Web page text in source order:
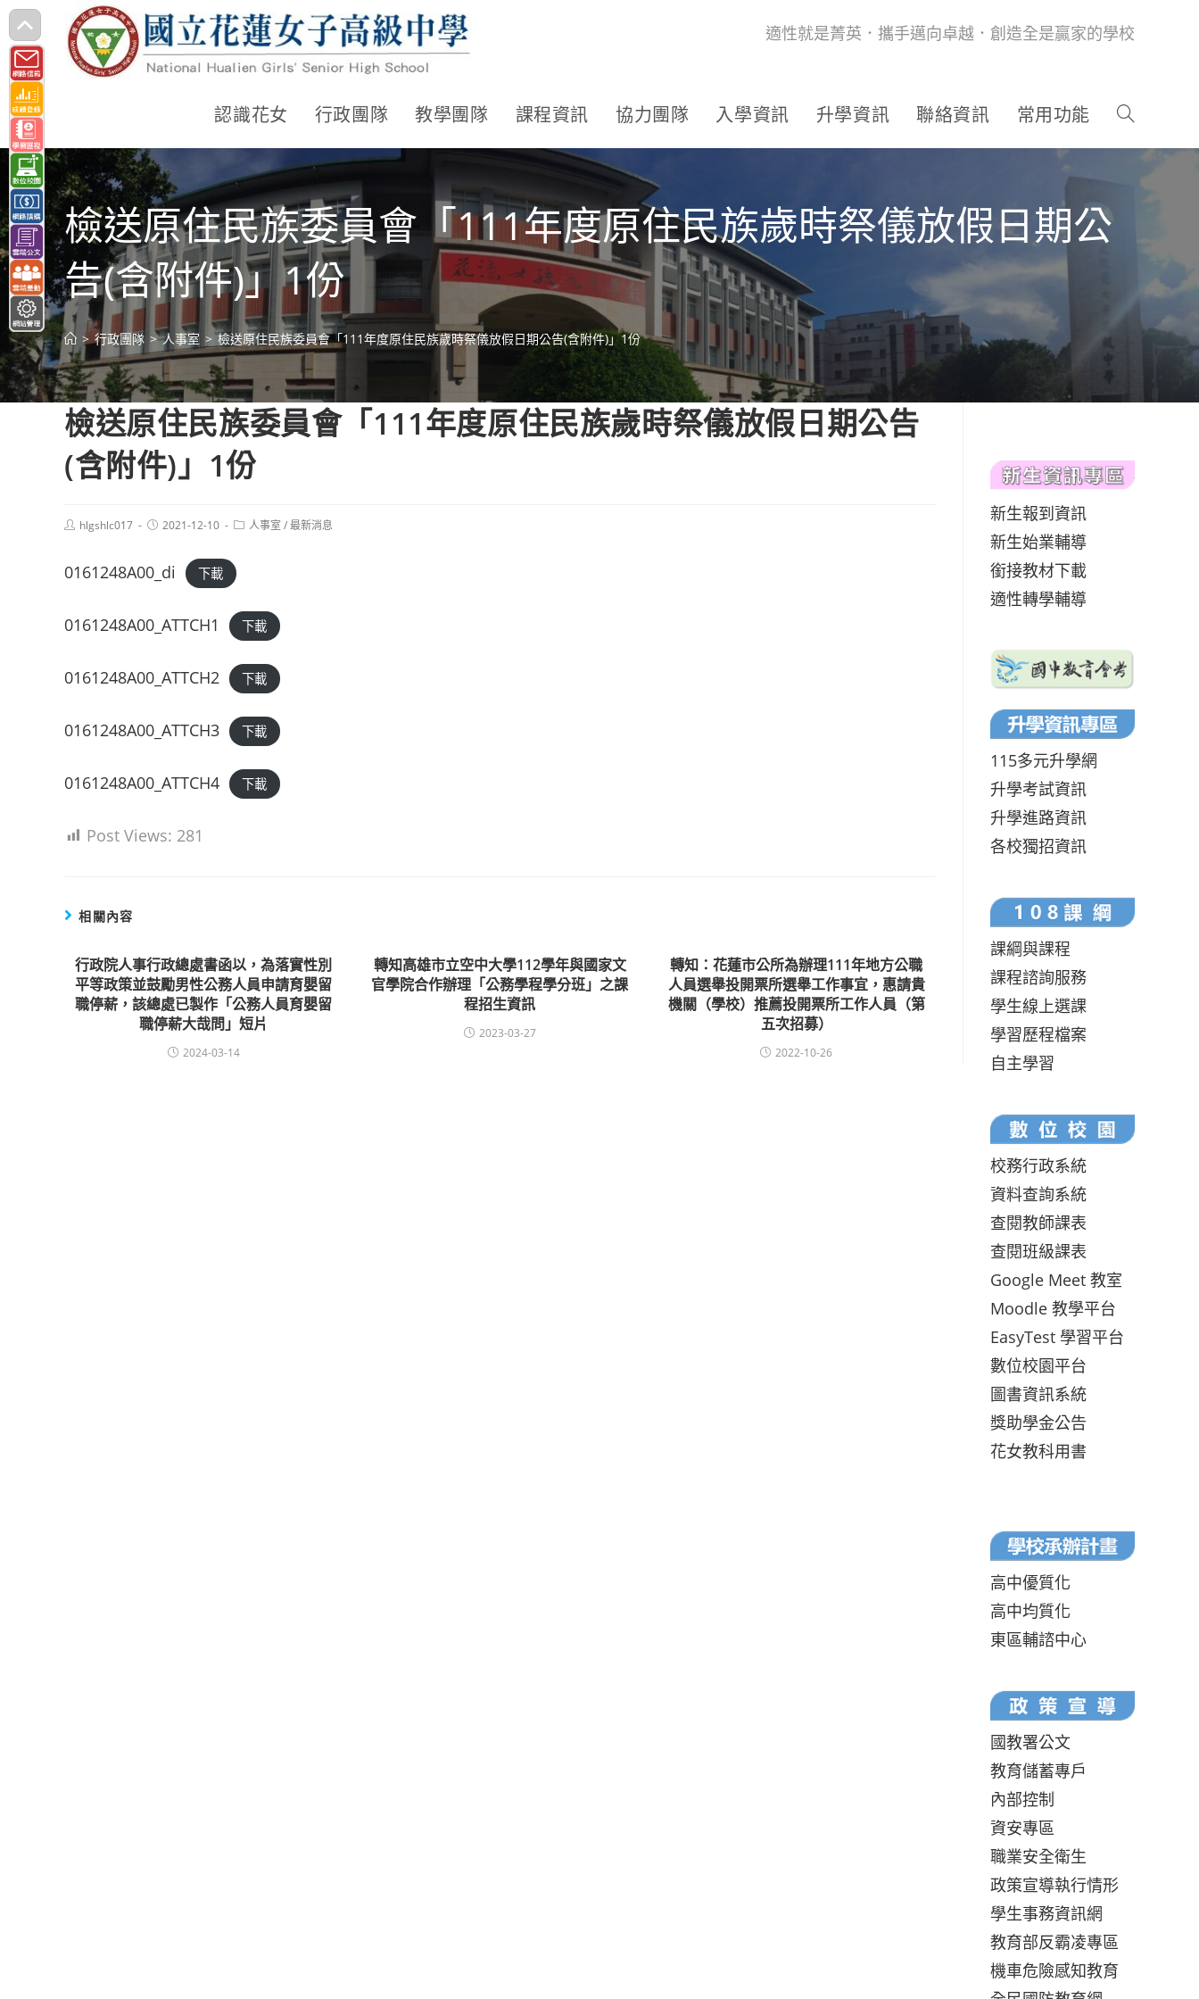
跳
轉
至
主
要
內
容
適性就是菁英．攜手邁向卓越．創造全是贏家的學校
認識花女 行政團隊 教學團隊 課程資訊 協力團隊 入學資訊 升學資訊 聯絡資訊 常用功能
檢送原住民族委員會「111年度原住民族歲時祭儀放假日期公
告(含附件)」1份
> 行政團隊 > 人事室 > 檢送原住民族委員會「111年度原住民族歲時祭儀放假日期公告(含附件)」1份
檢送原住民族委員會「111年度原住民族歲時祭儀放假日期公告
(含附件)」1份
Posthlgshlc017
Post2021-12-10
Post人事室 /最新消息
0161248A00_di 下載
0161248A00_ATTCH1 下載
0161248A00_ATTCH2 下載
0161248A00_ATTCH3 下載
0161248A00_ATTCH4 下載
Post Views: 281
相關內容
行政院人事行政總處書函以，為落實性別
平等政策並鼓勵男性公務人員申請育嬰留
職停薪，該總處已製作「公務人員育嬰留
職停薪大哉問」短片
2024-03-14
轉知高雄市立空中大學112學年與國家文
官學院合作辦理「公務學程學分班」之課
程招生資訊
2023-03-27
轉知：花蓮市公所為辦理111年地方公職
人員選舉投開票所選舉工作事宜，惠請貴
機關（學校）推薦投開票所工作人員（第
五次招募）
2022-10-26
新生報到資訊
新生始業輔導
銜接教材下載
適性轉學輔導
115多元升學網
升學考試資訊
升學進路資訊
各校獨招資訊
課綱與課程
課程諮詢服務
學生線上選課
學習歷程檔案
自主學習
校務行政系統
資料查詢系統
查閱教師課表
查閱班級課表
Google Meet 教室
Moodle 教學平台
EasyTest 學習平台
數位校園平台
圖書資訊系統
獎助學金公告
花女教科用書
高中優質化
高中均質化
東區輔諮中心
國教署公文
教育儲蓄專戶
內部控制
資安專區
職業安全衛生
政策宣導執行情形
學生事務資訊網
教育部反霸凌專區
機車危險感知教育